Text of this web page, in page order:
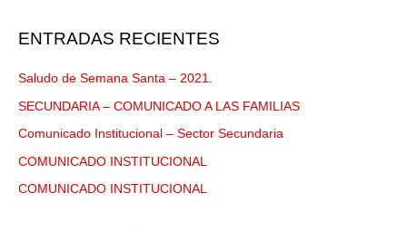
a
:
ENTRADAS RECIENTES
Saludo de Semana Santa – 2021.
SECUNDARIA – COMUNICADO A LAS FAMILIAS
Comunicado Institucional – Sector Secundaria
COMUNICADO INSTITUCIONAL
COMUNICADO INSTITUCIONAL